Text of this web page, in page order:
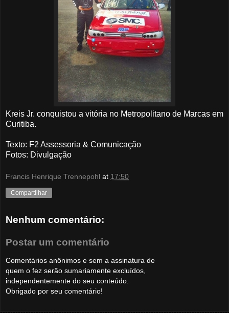
Kreis Jr. conquistou a vitória no Metropolitano de Marcas em
Curitiba.
Texto: F2 Assessoria & Comunicação
Fotos: Divulgação
Francis Henrique Trennepohl at 17:50
Compartilhar
Nenhum comentário:
Postar um comentário
Comentários anônimos e sem a assinatura de
quem o fez serão sumariamente excluídos,
independentemente do seu conteúdo.
Obrigado por seu comentário!